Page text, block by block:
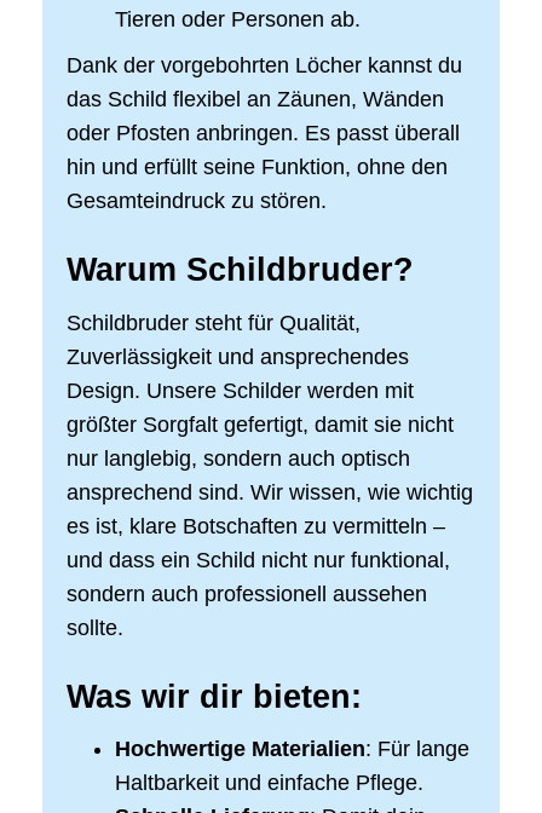
Tieren oder Personen ab.
Dank der vorgebohrten Löcher kannst du
das Schild flexibel an Zäunen, Wänden
oder Pfosten anbringen. Es passt überall
hin und erfüllt seine Funktion, ohne den
Gesamteindruck zu stören.
Warum Schildbruder?
Schildbruder steht für Qualität,
Zuverlässigkeit und ansprechendes
Design. Unsere Schilder werden mit
größter Sorgfalt gefertigt, damit sie nicht
nur langlebig, sondern auch optisch
ansprechend sind. Wir wissen, wie wichtig
es ist, klare Botschaften zu vermitteln –
und dass ein Schild nicht nur funktional,
sondern auch professionell aussehen
sollte.
Was wir dir bieten:
Hochwertige Materialien: Für lange
Haltbarkeit und einfache Pflege.